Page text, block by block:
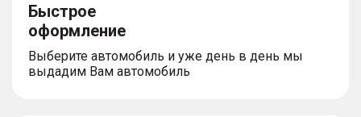
Быстрое
оформление
Выберите автомобиль и уже день в день мы
выдадим Вам автомобиль